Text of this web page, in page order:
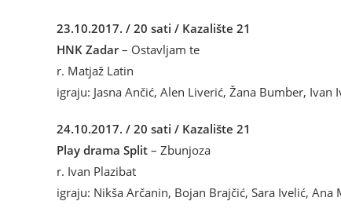
23.10.2017. / 20 sati / Kazalište 21
HNK Zadar– Ostavljam te
r. Matjaž Latin
igraju: Jasna Ančić, Alen Liverić, Žana Bumber, Ivan
24.10.2017. / 20 sati / Kazalište 21
Play drama Split – Zbunjoza
r. Ivan Plazibat
igraju: Nikša Arčanin, Bojan Brajčić, Sara Ivelić, Ana